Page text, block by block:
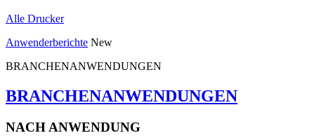
Alle Drucker
Anwenderberichte New
BRANCHENANWENDUNGEN
BRANCHENANWENDUNGEN
NACH ANWENDUNG